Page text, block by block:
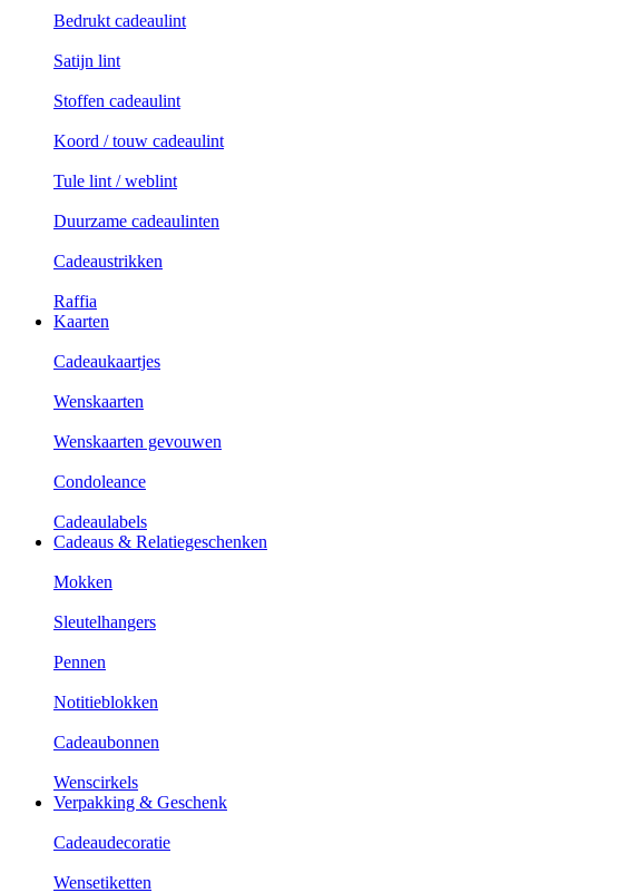
Bedrukt cadeaulint
Satijn lint
Stoffen cadeaulint
Koord / touw cadeaulint
Tule lint / weblint
Duurzame cadeaulinten
Cadeaustrikken
Raffia
Kaarten
Cadeaukaartjes
Wenskaarten
Wenskaarten gevouwen
Condoleance
Cadeaulabels
Cadeaus & Relatiegeschenken
Mokken
Sleutelhangers
Pennen
Notitieblokken
Cadeaubonnen
Wenscirkels
Verpakking & Geschenk
Cadeaudecoratie
Wensetiketten